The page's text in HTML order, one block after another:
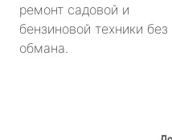
ремонт садовой и
бензиновой техники без
обмана.